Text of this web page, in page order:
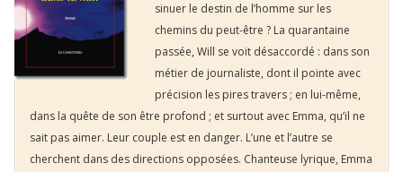
sinuer le destin de l’homme sur les
chemins du peut-être ? La quarantaine
passée, Will se voit désaccordé : dans son
métier de journaliste, dont il pointe avec
précision les pires travers ; en lui-même,
dans la quête de son être profond ; et surtout avec Emma, qu’il ne
sait pas aimer. Leur couple est en danger. L’une et l’autre se
cherchent dans des directions opposées. Chanteuse lyrique, Emma